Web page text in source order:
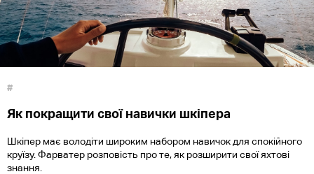
#
Як покращити свої навички шкіпера
Шкіпер має володіти широким набором навичок для спокійного
круїзу. Фарватер розповість про те, як розширити свої яхтові
знання.